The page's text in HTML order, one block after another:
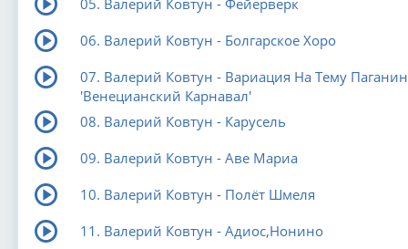
05. Валерий Ковтун - Фейерверк
06. Валерий Ковтун - Болгарское Хоро
07. Валерий Ковтун - Вариация На Тему
'Венецианский Карнавал'
08. Валерий Ковтун - Карусель
09. Валерий Ковтун - Аве Мариа
10. Валерий Ковтун - Полёт Шмеля
11. Валерий Ковтун - Адиос,Нонино